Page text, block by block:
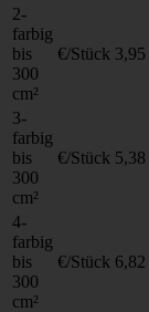
2-
farbig
bis
300
cm²
€/Stück 3,95
3-
farbig
bis
300
cm²
€/Stück 5,38
4-
farbig
bis
300
cm²
€/Stück 6,82